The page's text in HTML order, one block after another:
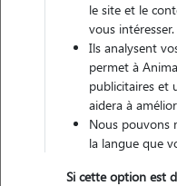
L'envoi d'une
le site et le
vous intéresser.
Ils analysent
permet à
publicitaires et
aidera à
Nous pouvons
la langue que
Si cette option est